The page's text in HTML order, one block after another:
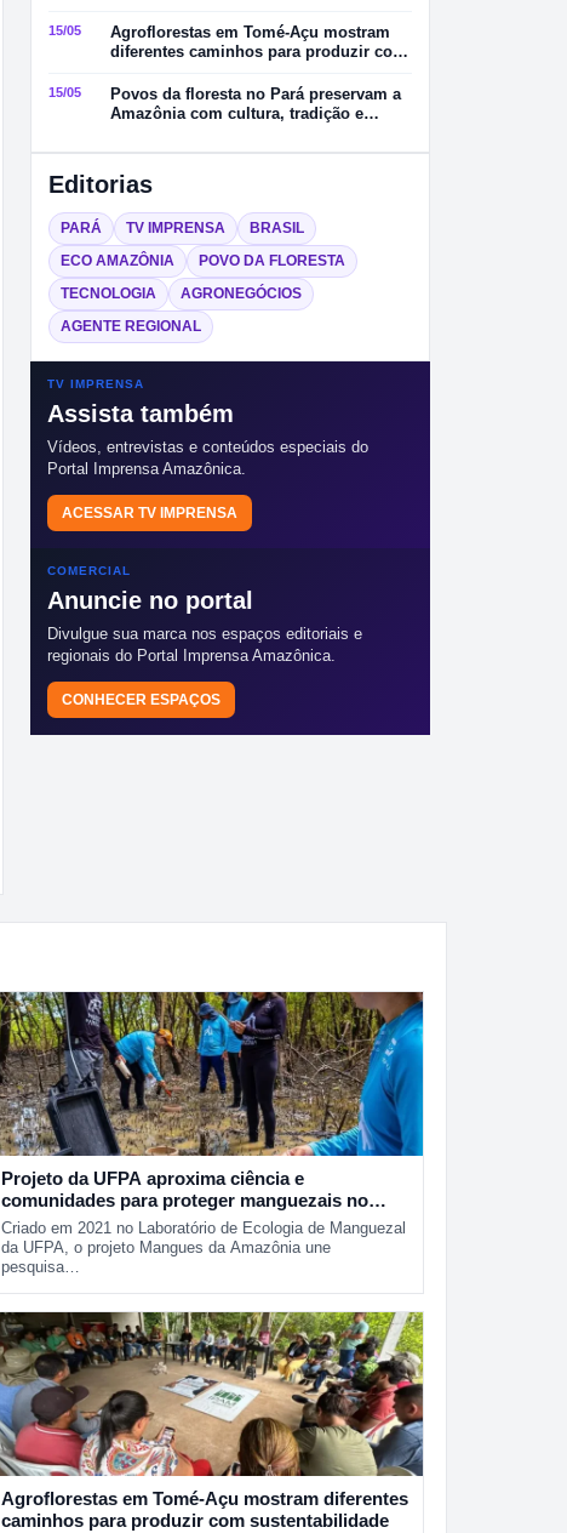
15/05
Agroflorestas em Tomé-Açu mostram
diferentes caminhos para produzir com
15/05
Povos da floresta no Pará preservam a
Amazônia com cultura, tradição e
Editorias
PARÁ TV IMPRENSA BRASIL
ECO AMAZÔNIA POVO DA FLORESTA
TECNOLOGIA AGRONEGÓCIOS
AGENTE REGIONAL
TV IMPRENSA
Assista também
Vídeos, entrevistas e conteúdos especiais do
Portal Imprensa Amazônica.
ACESSAR TV IMPRENSA
COMERCIAL
Anuncie no portal
Divulgue sua marca nos espaços editoriais e
regionais do Portal Imprensa Amazônica.
CONHECER ESPAÇOS
Projeto da UFPA aproxima ciência e
comunidades para proteger manguezais no
Pará
Criado em 2021 no Laboratório de Ecologia de Manguezal
da UFPA, o projeto Mangues da Amazônia une
pesquisa…
Agroflorestas em Tomé-Açu mostram diferentes
caminhos para produzir com sustentabilidade